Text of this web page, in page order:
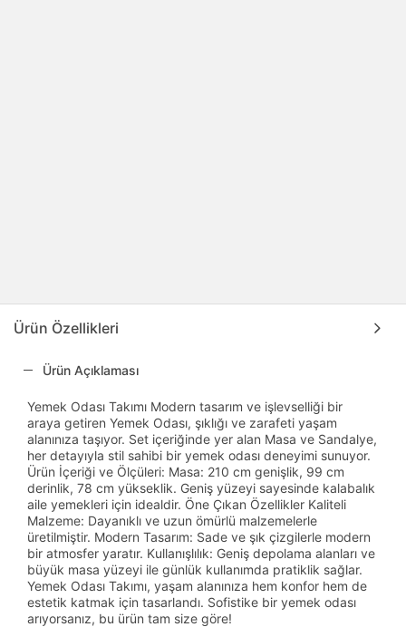
Ürün Özellikleri
Ürün Açıklaması
Yemek Odası Takımı Modern tasarım ve işlevselliği bir
araya getiren Yemek Odası, şıklığı ve zarafeti yaşam
alanınıza taşıyor. Set içeriğinde yer alan Masa ve Sandalye,
her detayıyla stil sahibi bir yemek odası deneyimi sunuyor.
Ürün İçeriği ve Ölçüleri: Masa: 210 cm genişlik, 99 cm
derinlik, 78 cm yükseklik. Geniş yüzeyi sayesinde kalabalık
aile yemekleri için idealdir. Öne Çıkan Özellikler Kaliteli
Malzeme: Dayanıklı ve uzun ömürlü malzemelerle
üretilmiştir. Modern Tasarım: Sade ve şık çizgilerle modern
bir atmosfer yaratır. Kullanışlılık: Geniş depolama alanları ve
büyük masa yüzeyi ile günlük kullanımda pratiklik sağlar.
Yemek Odası Takımı, yaşam alanınıza hem konfor hem de
estetik katmak için tasarlandı. Sofistike bir yemek odası
arıyorsanız, bu ürün tam size göre!